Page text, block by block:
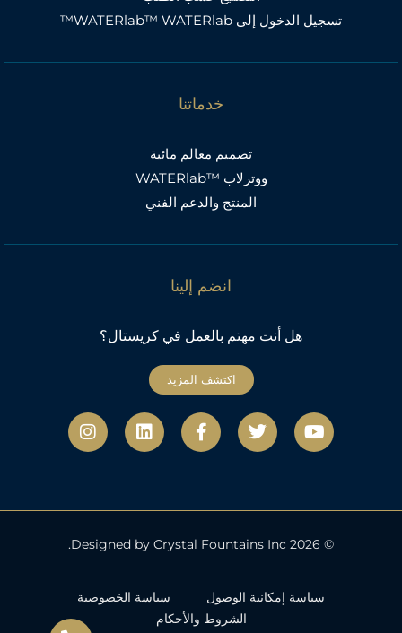
تسجيل الدخول إلى WATERlab™ WATERlab™
خدماتنا
تصميم معالم مائية
ووترلاب ™WATERlab
المنتج والدعم الفني
انضم إلينا
هل أنت مهتم بالعمل في كريستال؟
اكتشف المزيد
ي
و
ت
ب
ت
و
ي
ف
ي
س
ك
ف
ل
ي
ن
إ
ا
ن
س
ر
م
© 2026 Designed by Crystal Fountains Inc.
سياسة إمكانية الوصول
سياسة الخصوصية
الشروط والأحكام